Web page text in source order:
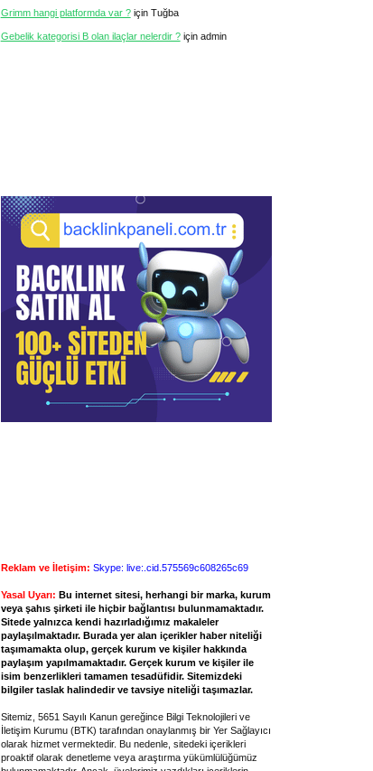
Grimm hangi platformda var ?için Tuğba
Gebelik kategorisi B olan ilaçlar nelerdir ?için admin
Reklam ve İletişim: Skype: live:.cid.575569c608265c69
Yasal Uyarı: Bu internet sitesi, herhangi bir marka, kurum
veya şahıs şirketi ile hiçbir bağlantısı bulunmamaktadır.
Sitede yalnızca kendi hazırladığımız makaleler
paylaşılmaktadır. Burada yer alan içerikler haber niteliği
taşımamakta olup, gerçek kurum ve kişiler hakkında
paylaşım yapılmamaktadır. Gerçek kurum ve kişiler ile
isim benzerlikleri tamamen tesadüfidir. Sitemizdeki
bilgiler taslak halindedir ve tavsiye niteliği taşımazlar.
Sitemiz, 5651 Sayılı Kanun gereğince Bilgi Teknolojileri ve
İletişim Kurumu (BTK) tarafından onaylanmış bir Yer Sağlayıcı
olarak hizmet vermektedir. Bu nedenle, sitedeki içerikleri
proaktif olarak denetleme veya araştırma yükümlülüğümüz